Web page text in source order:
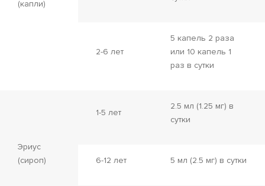
(капли)
2-6 лет
5 капель 2 раза
или 10 капель 1
раз в сутки
Эриус
(сироп)
1-5 лет
2.5 мл (1.25 мг) в
сутки
6-12 лет 5 мл (2.5 мг) в сутки